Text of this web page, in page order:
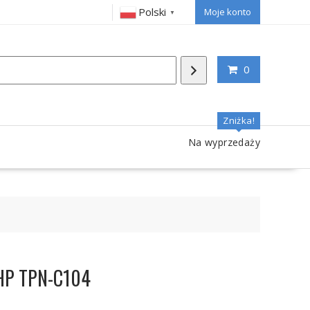
Polski ▼ Moje konto
0
Zniżka!
Na wyprzedaży
TPN-C104